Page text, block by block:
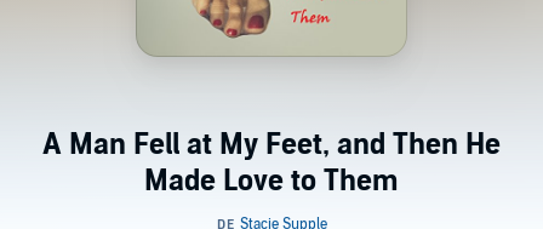
A Man Fell at My Feet, and Then He
Made Love to Them